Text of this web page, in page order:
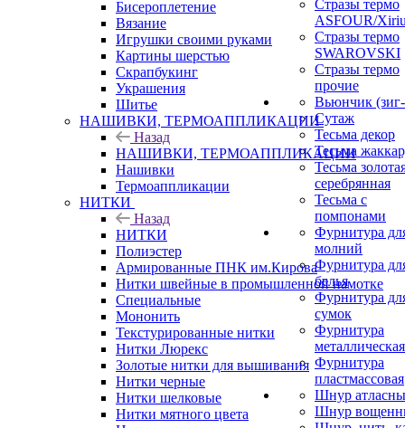
Стразы термо
ASFOUR/
Стразы термо
SWAROVSKI
Стразы термо
прочие
Вьюнчик (зиг-
Сутаж
Тесьма декор
Тесьма
Тесьма
серебрянная
Тесьма с
помпонами
Фурнитура
молний
Фурнитура
белья
Фурнитура
сумок
Фурнитура
металлическая
Фурнитура
пластмассовая
Шнур
Шнур
Бисероплетение
Вязание
Игрушки своими руками
Картины шерстью
Скрапбукинг
Украшения
Шитье
НАШИВКИ, ТЕРМОАППЛИКАЦИИ
Назад
НАШИВКИ, ТЕРМОАППЛИКАЦИИ
Нашивки
Термоаппликации
НИТКИ
Назад
НИТКИ
Полиэстер
Армированные ПНК им.Кирова
Нитки швейные в промышленной намотке
Специальные
Мононить
Текстурированные нитки
Нитки Люрекс
Золотые нитки для вышивания
Нитки черные
Нитки шелковые
Нитки мятного цвета